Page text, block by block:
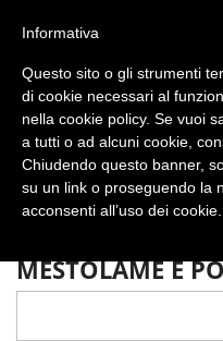

DAL 1977
MADE IN ITALY E
MESTOLAME E
Informativa
Questo sito o gli strumenti
di cookie necessari al
nella cookie policy. Se vuoi
a tutti o ad alcuni cookie,
Chiudendo questo banner,
su un link o proseguendo la
acconsenti all’uso dei cookie.